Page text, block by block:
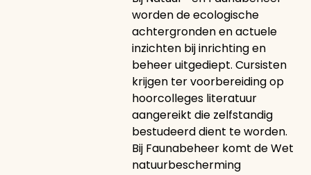
worden de ecologische
achtergronden en actuele
inzichten bij inrichting en
beheer uitgediept. Cursisten
krijgen ter voorbereiding op
hoorcolleges literatuur
aangereikt die zelfstandig
bestudeerd dient te worden.
Bij Faunabeheer komt de Wet
natuurbescherming